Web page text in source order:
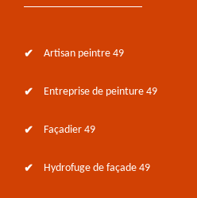
Artisan peintre 49
Entreprise de peinture 49
Façadier 49
Hydrofuge de façade 49